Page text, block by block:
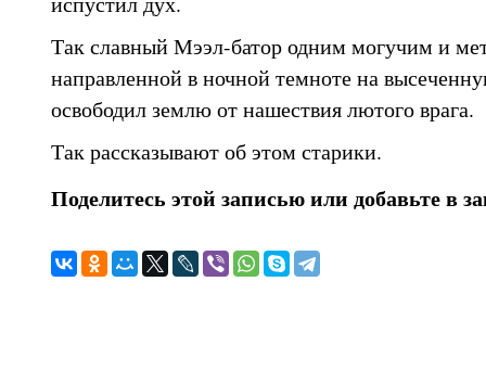
Так славный Мээл-батор одним могучим и
направленной в ночной темноте на
освободил землю от нашествия лютого врага.
Так рассказывают об этом старики.
Поделитесь этой записью или добавьте в